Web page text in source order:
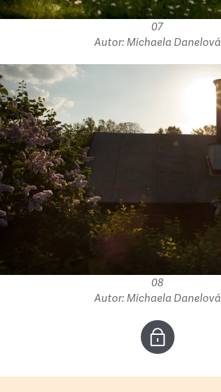
07
Autor: Michaela Danelová
08
Autor: Michaela Danelová